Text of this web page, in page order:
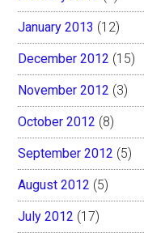
January 2013 (12)
December 2012 (15)
November 2012 (3)
October 2012 (8)
September 2012 (5)
August 2012 (5)
July 2012 (17)